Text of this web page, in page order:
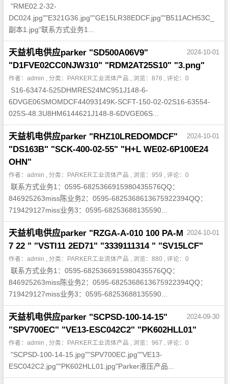
"RME02.2-32-
DC024.jpg""E321G36.jpg""GE15LR38EDCF.jpg""B511ACH53C_
副本1.jpg"联系方式业务1...
2024-10-01
天益机电供应parker "SD500A06V9"
"D1FVE02CC0NJW310" "RDM2AT25S10" "3.png"
作者：admin , 分类： PARKER工业流体产品 , 浏览：876 , 评论：0
S16-63474-525DHMRES24MC951J148-6-
6DVGE06SMOMDCF44093149K-SCFT-150-02-02S16-63554-
025S-48.3U8HM6144621J148-8-6DVGE06S...
2024-10-01
天益机电供应parker "RHZ10LREDOMDCF"
"DS163B" "SCK-400-02-55" "H+L WE02-6P100E24
OHN"
作者：admin , 分类： PARKER工业流体产品 , 浏览：959 , 评论：0
联系方式业务1：0595-6825366915980435576QQ：
846925263miss陈业务2：0595-6825368613675922394QQ：
719429127miss业务3：0595-68253688135590...
2024-10-01
天益机电供应parker "RZGA-A-010 100 PA-M
7 22 " "VSTI11 2ED71" "3339111314 " "SV15LCF"
作者：admin , 分类： PARKER工业流体产品 , 浏览：880 , 评论：0
联系方式业务1：0595-6825366915980435576QQ：
846925263miss陈业务2：0595-6825368613675922394QQ：
719429127miss业务3：0595-68253688135590...
2024-09-30
天益机电供应parker "SCPSD-100-14-15"
"SPV700EC" "VE13-ESC042C2" "PK602HLL01"
作者：admin , 分类： PARKER工业流体产品 , 浏览：967 , 评论：0
"SCPSD-100-14-15.jpg""SPV700EC.jpg""VE13-
ESC042C2.jpg""PK602HLL01.jpg"Parker液压产品...